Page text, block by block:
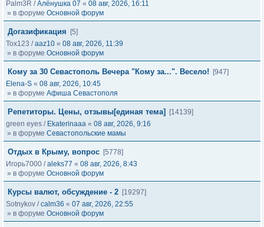
Palm3R /Алёнушка 07 « 08 авг, 2026, 16:11
» в форуме Основной форум
Догазификация
[5]
Tox123 /aaz10 « 08 авг, 2026, 11:39
» в форуме Основной форум
Кому за 30 Севастополь Вечера "Кому за...". Весело!
[947]
Elena-S « 08 авг, 2026, 10:45
» в форуме Афиша Севастополя
Репетиторы. Цены, отзывы[единая тема]
[14139]
green eyes / Ekaterinaaa « 08 авг, 2026, 9:16
» в форуме Севастопольские мамы
Отдых в Крыму, вопрос [5778]
Игорь7000 /aleks77 « 08 авг, 2026, 8:43
» в форуме Основной форум
Курсы валют, обсуждение - 2 [19297]
Sotnykov /calm36 « 07 авг, 2026, 22:55
» в форуме Основной форум